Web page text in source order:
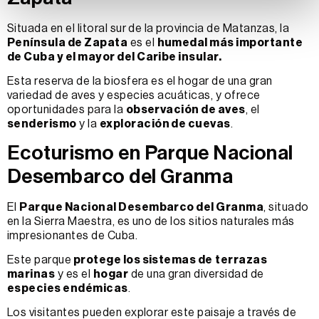
Situada en el litoral sur de la provincia de Matanzas, la
Península de Zapata es el
humedal más importante
de Cuba y el mayor del Caribe insular.
Esta reserva de la biosfera es el hogar de una gran
variedad de aves y especies acuáticas, y ofrece
oportunidades para la observación de aves, el
senderismo y la exploración de cuevas.
Ecoturismo en Parque Nacional
Desembarco del Granma
El Parque Nacional Desembarco del Granma, situado
en la Sierra Maestra, es uno de los sitios naturales más
impresionantes de Cuba.
Este parque protege los sistemas de terrazas
marinas y es el hogar de una gran diversidad de
especies endémicas.
Los visitantes pueden explorar este paisaje a través de